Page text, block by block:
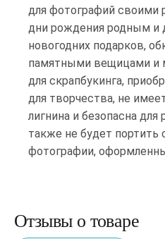
для фотографий своими
дни рождения родным и
новогодних подарков,
памятными вещицами и
для скрапбукинга,
для творчества, не
лигнина и безопасна
также не будет портить
фотографии,
Отзывы о товаре